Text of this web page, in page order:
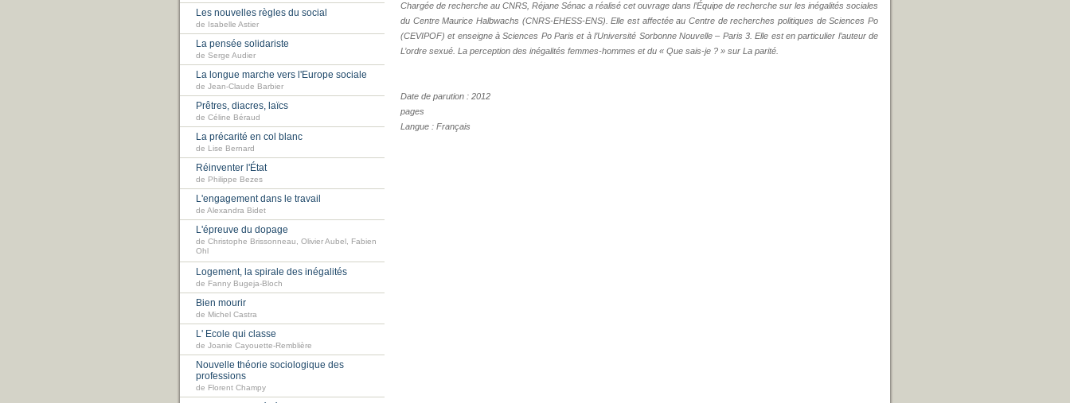
Les nouvelles règles du social
de Isabelle Astier
La pensée solidariste
de Serge Audier
La longue marche vers l'Europe sociale
de Jean-Claude Barbier
Prêtres, diacres, laïcs
de Céline Béraud
La précarité en col blanc
de Lise Bernard
Réinventer l'État
de Philippe Bezes
L'engagement dans le travail
de Alexandra Bidet
L'épreuve du dopage
de Christophe Brissonneau, Olivier Aubel, Fabien
Ohl
Logement, la spirale des inégalités
de Fanny Bugeja-Bloch
Bien mourir
de Michel Castra
L' Ecole qui classe
de Joanie Cayouette-Remblière
Nouvelle théorie sociologique des
professions
de Florent Champy
Chargée de recherche au CNRS, Réjane Sénac a réalisé cet ouvrage dans l’Équipe de recherche sur les inégalités sociales
du Centre Maurice Halbwachs (CNRS-EHESS-ENS). Elle est affectée au Centre de recherches politiques de Sciences Po
(CEVIPOF) et enseigne à Sciences Po Paris et à l’Université Sorbonne Nouvelle – Paris 3. Elle est en particulier l’auteur de
L’ordre sexué. La perception des inégalités femmes-hommes et du « Que sais-je ? » sur La parité.
Date de parution : 2012
pages
Langue : Français